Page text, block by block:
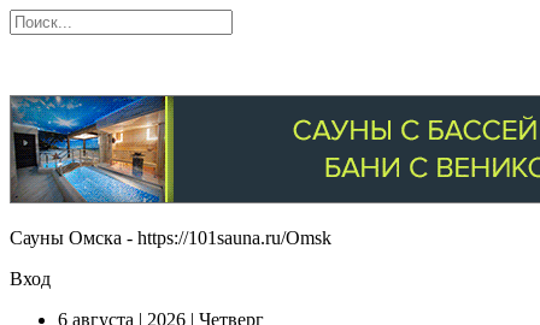
Сауны Омска - https://101sauna.ru/Omsk
Вход
6 августа | 2026 | Четверг